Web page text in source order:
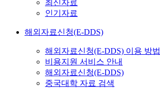
최신자료
인기자료
해외자료신청(E-DDS)
해외자료신청(E-DDS) 이용 방법
비용지원 서비스 안내
해외자료신청(E-DDS)
중국대학 자료 검색